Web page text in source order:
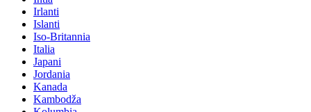
Irlanti
Islanti
Iso-Britannia
Italia
Japani
Jordania
Kanada
Kambodža